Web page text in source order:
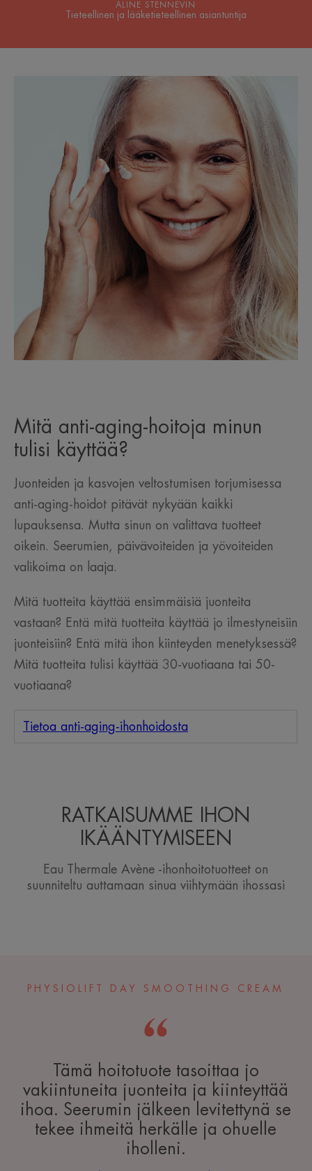
ALINE STENNEVIN
Tieteellinen ja lääketieteellinen asiantuntija
Mitä anti-aging-hoitoja minun
tulisi käyttää?
Juonteiden ja kasvojen veltostumisen torjumisessa
anti-aging-hoidot pitävät nykyään kaikki
lupauksensa. Mutta sinun on valittava tuotteet
oikein. Seerumien, päivävoiteiden ja yövoiteiden
valikoima on laaja.
Mitä tuotteita käyttää ensimmäisiä juonteita
vastaan? Entä mitä tuotteita käyttää jo ilmestyneisiin
juonteisiin? Entä mitä ihon kiinteyden menetyksessä?
Mitä tuotteita tulisi käyttää 30-vuotiaana tai 50-
vuotiaana?
Tietoa anti-aging-ihonhoidosta
RATKAISUMME IHON
IKÄÄNTYMISEEN
Eau Thermale Avène -ihonhoitotuotteet on
suunniteltu auttamaan sinua viihtymään ihossasi
PHYSIOLIFT DAY SMOOTHING CREAM
Tämä hoitotuote tasoittaa jo
vakiintuneita juonteita ja kiinteyttää
ihoa. Seerumin jälkeen levitettynä se
tekee ihmeitä herkälle ja ohuelle
iholleni.